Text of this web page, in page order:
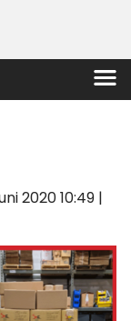
2020 10:49 |